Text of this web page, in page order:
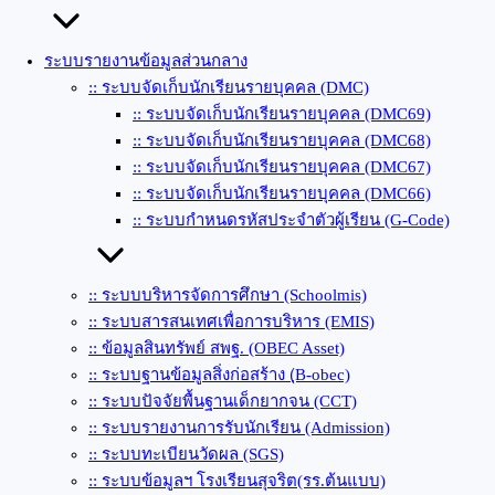
ระบบรายงานข้อมูลส่วนกลาง
:: ระบบจัดเก็บนักเรียนรายบุคคล (DMC)
:: ระบบจัดเก็บนักเรียนรายบุคคล (DMC69)
:: ระบบจัดเก็บนักเรียนรายบุคคล (DMC68)
:: ระบบจัดเก็บนักเรียนรายบุคคล (DMC67)
:: ระบบจัดเก็บนักเรียนรายบุคคล (DMC66)
:: ระบบกำหนดรหัสประจำตัวผู้เรียน (G-Code)
:: ระบบบริหารจัดการศึกษา (Schoolmis)
:: ระบบสารสนเทศเพื่อการบริหาร (EMIS)
:: ข้อมูลสินทรัพย์ สพฐ. (OBEC Asset)
:: ระบบฐานข้อมูลสิ่งก่อสร้าง (ฺB-obec)
:: ระบบปัจจัยพื้นฐานเด็กยากจน (CCT)
:: ระบบรายงานการรับนักเรียน (Admission)
:: ระบบทะเบียนวัดผล (SGS)
:: ระบบข้อมูลฯ โรงเรียนสุจริต(รร.ต้นแบบ)